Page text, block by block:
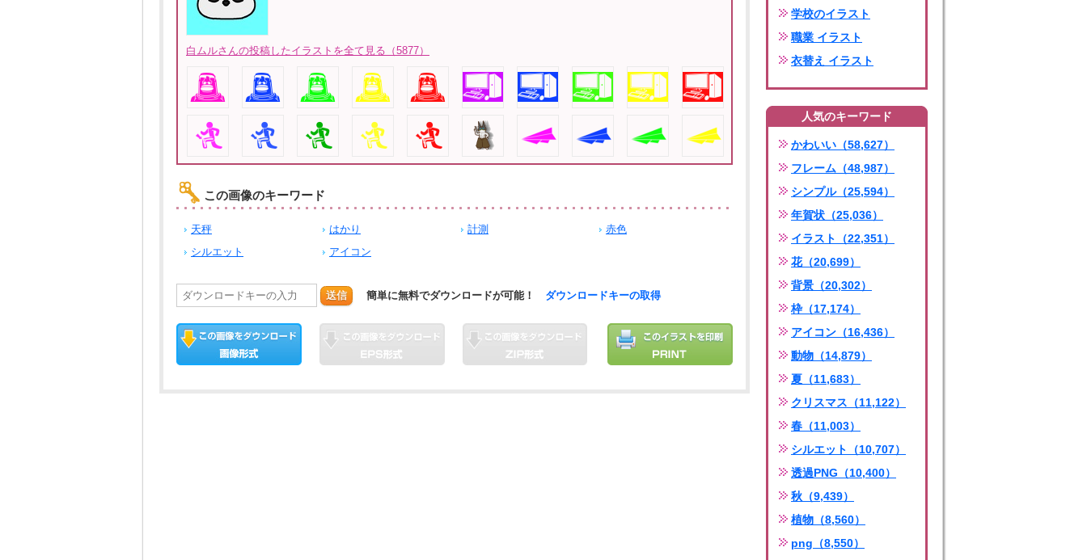
白ムルさんの投稿したイラストを全て見る（5877）
この画像のキーワード
天秤 はかり 計測
赤色
シルエット
アイコン
送信 簡単に無料でダウンロードが可能！ ダウンロードキーの取得
学校のイラスト
職業 イラスト
衣替え イラスト
人気のキーワード
かわいい（58,627）
フレーム（48,987）
シンプル（25,594）
年賀状（25,036）
イラスト（22,351）
花（20,699）
背景（20,302）
枠（17,174）
アイコン（16,436）
動物（14,879）
夏（11,683）
クリスマス（11,122）
春（11,003）
シルエット（10,707）
透過PNG（10,400）
秋（9,439）
植物（8,560）
png（8,550）